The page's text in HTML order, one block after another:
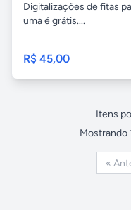
Digitalizações de fitas
uma é grátis....
R$ 45,00
Itens
Mostrando
«